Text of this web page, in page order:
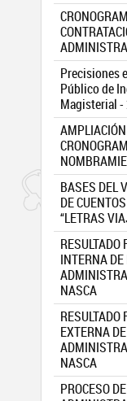
Precisiones
Público de
Magisterial
BASES DEL
DE
“LETRAS
RESULTADO
INTERNA
NASCA
RESULTADO
EXTERNA
NASCA
PROCESO